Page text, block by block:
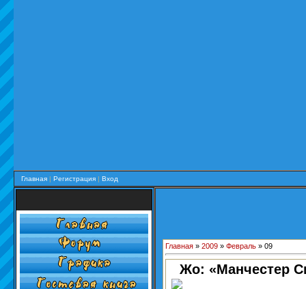
Главная | Регистрация | Вход
Главная » 2009 » Февраль » 09
Жо: «Манчестер